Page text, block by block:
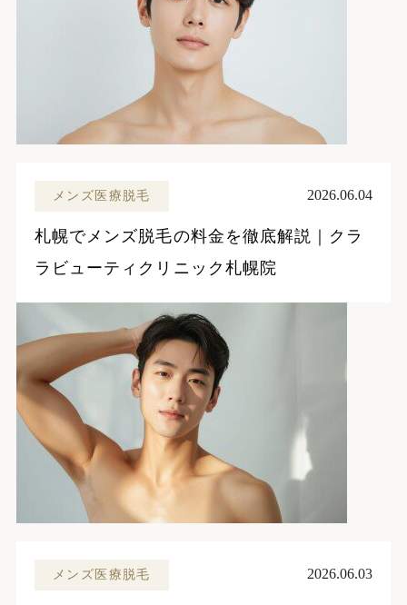
メンズ医療脱毛 2026.06.04
札幌でメンズ脱毛の料金を徹底解説｜クラ
ラビューティクリニック札幌院
メンズ医療脱毛 2026.06.03